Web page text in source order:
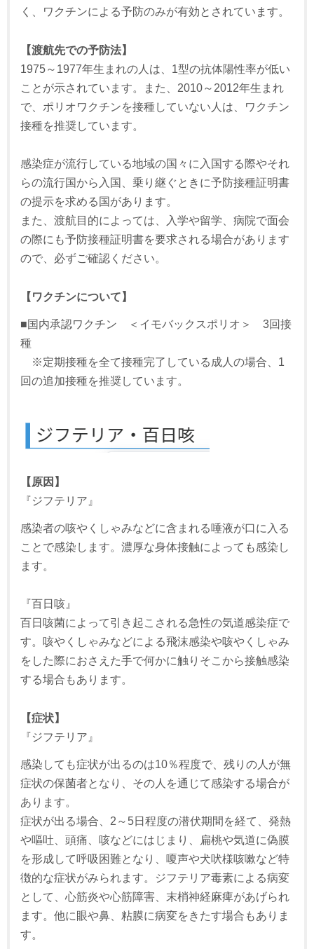
く、ワクチンによる予防のみが有効とされています。
【渡航先での予防法】
1975～1977年生まれの人は、1型の抗体陽性率が低い
ことが示されています。また、2010～2012年生まれ
で、ポリオワクチンを接種していない人は、ワクチン
接種を推奨しています。
感染症が流行している地域の国々に入国する際やそれ
らの流行国から入国、乗り継ぐときに予防接種証明書
の提示を求める国があります。
また、渡航目的によっては、入学や留学、病院で面会
の際にも予防接種証明書を要求される場合があります
ので、必ずご確認ください。
【ワクチンについて】
■国内承認ワクチン ＜イモバックスポリオ＞ 3回接
種
※定期接種を全て接種完了している成人の場合、1
回の追加接種を推奨しています。
【原因】
『ジフテリア』
感染者の咳やくしゃみなどに含まれる唾液が口に入る
ことで感染します。濃厚な身体接触によっても感染し
ます。
『百日咳』
百日咳菌によって引き起こされる急性の気道感染症で
す。咳やくしゃみなどによる飛沫感染や咳やくしゃみ
をした際におさえた手で何かに触りそこから接触感染
する場合もあります。
【症状】
『ジフテリア』
感染しても症状が出るのは10％程度で、残りの人が無
症状の保菌者となり、その人を通じて感染する場合が
あります。
症状が出る場合、2～5日程度の潜伏期間を経て、発熱
や嘔吐、頭痛、咳などにはじまり、扁桃や気道に偽膜
を形成して呼吸困難となり、嗄声や犬吠様咳嗽など特
徴的な症状がみられます。ジフテリア毒素による病変
として、心筋炎や心筋障害、末梢神経麻痺があげられ
ます。他に眼や鼻、粘膜に病変をきたす場合もありま
す。